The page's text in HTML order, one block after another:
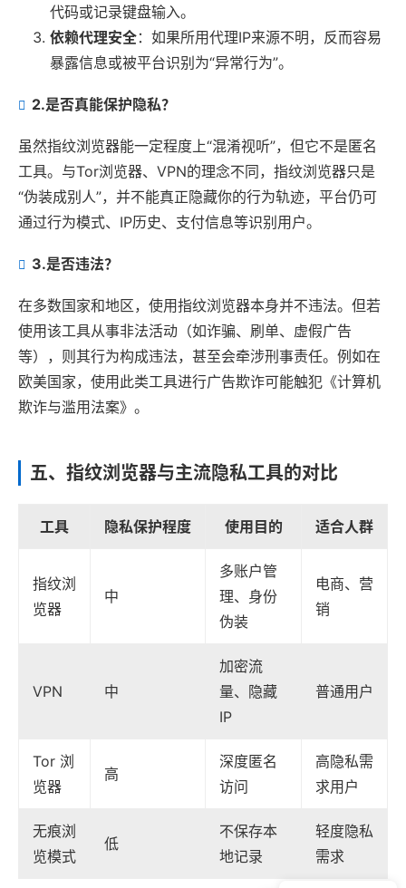
代码或记录键盘输入。
依赖代理安全：如果所用代理IP来源不明，反而容易
暴露信息或被平台识别为“异常行为”。
2.是否真能保护隐私？
虽然指纹浏览器能一定程度上“混淆视听”，但它不是匿名
工具。与Tor浏览器、VPN的理念不同，指纹浏览器只是
“伪装成别人”，并不能真正隐藏你的行为轨迹，平台仍可
通过行为模式、IP历史、支付信息等识别用户。
3.是否违法？
在多数国家和地区，使用指纹浏览器本身并不违法。但若
使用该工具从事非法活动（如诈骗、刷单、虚假广告
等），则其行为构成违法，甚至会牵涉刑事责任。例如在
欧美国家，使用此类工具进行广告欺诈可能触犯《计算机
欺诈与滥用法案》。
五、指纹浏览器与主流隐私工具的对比
工具 隐私保护程度 使用目的 适合人群
指纹浏
览器
中
多账户管
理、身份
伪装
电商、营
销
VPN 中
加密流
量、隐藏
IP
普通用户
Tor 浏
览器
高
深度匿名
访问
高隐私需
求用户
无痕浏
览模式
低
不保存本
地记录
轻度隐私
需求